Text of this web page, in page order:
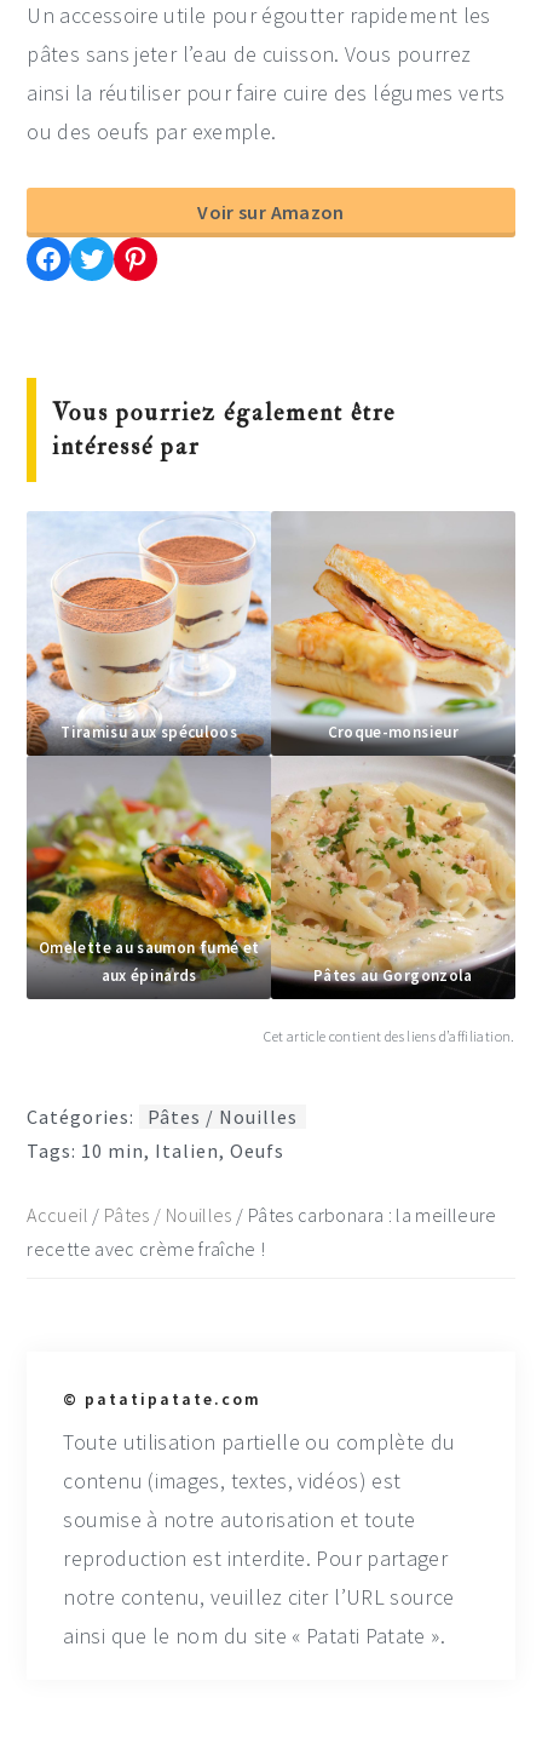
Un accessoire utile pour égoutter rapidement les
pâtes sans jeter l’eau de cuisson. Vous pourrez
ainsi la réutiliser pour faire cuire des légumes verts
ou des oeufs par exemple.
Voir sur Amazon
Partager cette recette sur Facebook
Partager cette recette sur TwitterEnregistrer cette recette sur Pinterest
Vous pourriez également être
intéressé par
Tiramisu aux spéculoos Croque-monsieur
Omelette au saumon fumé et
aux épinards
Pâtes au Gorgonzola
Cet article contient des liens d’affiliation.
Catégories:
Pâtes / Nouilles
Tags: 10 min, Italien,Oeufs
Accueil / Pâtes / Nouilles / Pâtes carbonara : la meilleure
recette avec crème fraîche !
© patatipatate.com
Toute utilisation partielle ou complète du
contenu (images, textes, vidéos) est
soumise à notre autorisation et toute
reproduction est interdite. Pour partager
notre contenu, veuillez citer l’URL source
ainsi que le nom du site « Patati Patate ».